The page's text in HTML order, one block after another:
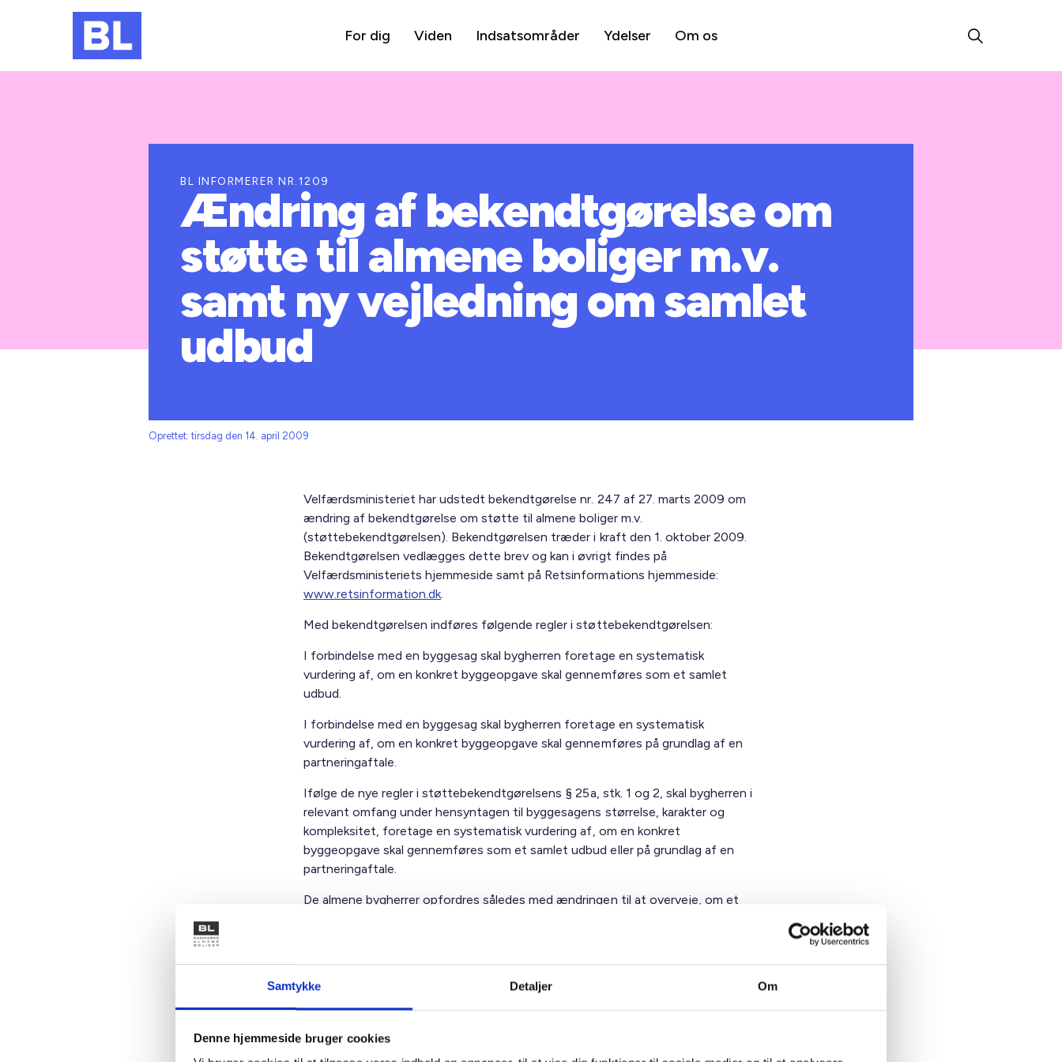
Samtykke Detaljer Om
Denne hjemmeside bruger cookies
For dig Viden Indsatsområder Ydelser Om os
BL INFORMERER NR.1209
Ændring af bekendtgørelse om
støtte til almene boliger m.v.
samt ny vejledning om samlet
udbud
Oprettet: tirsdag den 14. april 2009
Velfærdsministeriet har udstedt bekendtgørelse nr. 247 af 27. marts 2009 om
ændring af bekendtgørelse om støtte til almene boliger m.v.
(støttebekendtgørelsen). Bekendtgørelsen træder i kraft den 1. oktober 2009.
Bekendtgørelsen vedlægges dette brev og kan i øvrigt findes på
Velfærdsministeriets hjemmeside samt på Retsinformations hjemmeside:
www.retsinformation.dk.
Med bekendtgørelsen indføres følgende regler i støttebekendtgørelsen:
I forbindelse med en byggesag skal bygherren foretage en systematisk
vurdering af, om en konkret byggeopgave skal gennemføres som et samlet
udbud.
I forbindelse med en byggesag skal bygherren foretage en systematisk
vurdering af, om en konkret byggeopgave skal gennemføres på grundlag af en
partneringaftale.
Ifølge de nye regler i støttebekendtgørelsens § 25a, stk. 1 og 2, skal bygherren i
relevant omfang under hensyntagen til byggesagens størrelse, karakter og
kompleksitet, foretage en systematisk vurdering af, om en konkret
byggeopgave skal gennemføres som et samlet udbud eller på grundlag af en
partneringaftale.
De almene bygherrer opfordres således med ændringen til at overveje, om et
Samlet udbud er en samarbejdsform, der integrerer anlæg og drift af byggeri for
at fremme en totaløkonomisk tankegang. I samlet udbud indgår alle udgifter til
projektering, opførelse samt efterfølgende drift og vedligeholdelse af byggeriet
Velfærdsministeriet har udgivet en vejledning om samlet udbud. Der vedlægges